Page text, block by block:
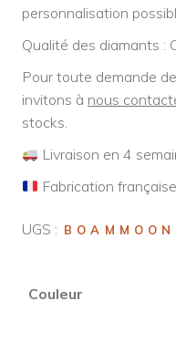
personnalisation
Qualité des diamants :
Pour toute demande
invitons à nous
stocks.
Livraison en 4
Fabrication française
UGS :
Couleur